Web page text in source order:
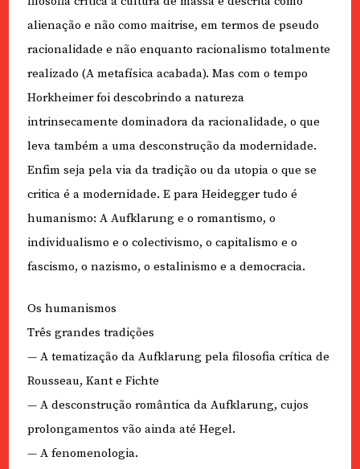
alienação e não como maitrise, em termos de pseudo
racionalidade e não enquanto racionalismo totalmente
realizado (A metafísica acabada). Mas com o tempo
Horkheimer foi descobrindo a natureza
intrinsecamente dominadora da racionalidade, o que
leva também a uma desconstrução da modernidade.
Enfim seja pela via da tradição ou da utopia o que se
critica é a modernidade. E para Heidegger tudo é
humanismo: A Aufklarung e o romantismo, o
individualismo e o colectivismo, o capitalismo e o
fascismo, o nazismo, o estalinismo e a democracia.
Os humanismos
Três grandes tradições
— A tematização da Aufklarung pela filosofia crítica de
Rousseau, Kant e Fichte
— A desconstrução romântica da Aufklarung, cujos
prolongamentos vão ainda até Hegel.
— A fenomenologia.